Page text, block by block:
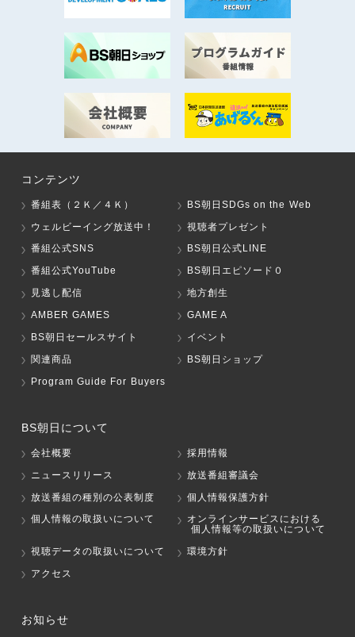
コンテンツ
番組表（２Ｋ／４Ｋ）
BS朝日SDGs on the Web
ウェルビーイング放送中！
視聴者プレゼント
番組公式SNS
BS朝日公式LINE
番組公式YouTube
BS朝日エピソード０
見逃し配信
地方創生
AMBER GAMES
GAME A
BS朝日セールスサイト
イベント
関連商品
BS朝日ショップ
Program Guide For Buyers
BS朝日について
会社概要
採用情報
ニュースリリース
放送番組審議会
放送番組の種別の公表制度
個人情報保護方針
個人情報の取扱いについて
オンラインサービスにおける
個人情報等の取扱いについて
視聴データの取扱いについて
環境方針
アクセス
お知らせ